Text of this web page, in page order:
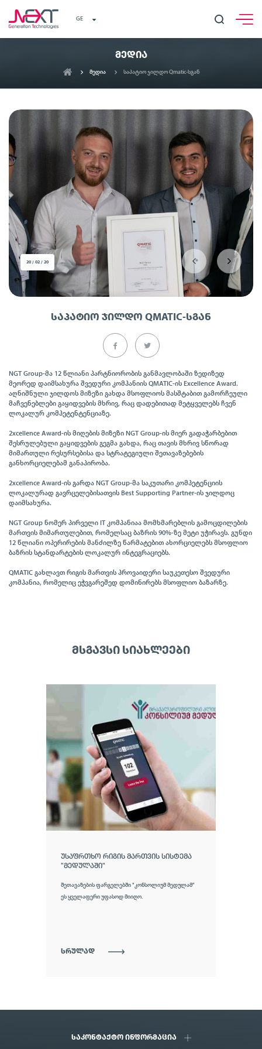
GE
ᲛᲔᲓᲘᲐ
მედია საპატიო ჯილდო Qmatic-სგან
20 / 02 / 20
ᲡᲐᲞᲐᲢᲘᲝ ᲯᲘᲚᲓᲝ QMATIC-ᲡᲒᲐᲜ
NGT Group-მა 12 წლიანი პარტნიორობის განმავლობაში ზედიზედ
მეორედ დაიმსახურა შვედური კომპანიის QMATIC-ის Excellence Award.
აღნიშნული ჯილდოს მიზეზი გახდა მსოფლიოს მასშტაბით გამორჩეული
მაჩვენებლები გაყიდვების მხრივ, რაც დადებითად მეტყველებს ჩვენ
ლოკალურ კომპეტენტენციაზე.
2xcellence Award-ის მიღების მიზეზი NGT Group-ის მიერ გადაჭარბებით
შესრულებული გაყიდვების გეგმა გახდა, რაც თავის მხრივ სწორად
მიმართული რესურსებისა და სტრატეგიული შეთავაზებების
განხორციელებამ განაპირობა.
2xcellence Award-ის გარდა NGT Group-მა საკუთარი კომპეტენციის
ლოკალურად გავრცელებისათვის Best Supporting Partner-ის ჯილდოც
დაიმსახურა.
NGT Group ნომერ პირველი IT კომპანიაა მომხმარებლის გამოცდილების
მართვის მიმართულებით, რომელსაც ბაზრის 90%-ზე მეტი უჭირავს. გუნდი
12 წლიანი ოპერირების მანძილზე წარმატებით ახორციელებს მსოფლიო
ბაზრის სტანდარტების ლოკალურ ინტეგრაციებს.
QMATIC გახლავთ რიგის მართვის პროვაიდერი საუკეთესო შვედური
კომპანია, რომელიც ეჭვგარეშედ დომინირებს მსოფლიო ბაზარზე.
ᲛᲡᲒᲐᲕᲡᲘ ᲡᲘᲐᲮᲚᲔᲔᲑᲘ
ᲣᲡᲐᲤᲠᲗᲮᲝ ᲠᲘᲒᲘᲡ ᲛᲐᲠᲗᲕᲘᲡ ᲡᲘᲡᲢᲔᲛᲐ
"ᲛᲔᲓᲣᲚᲐᲨᲘ"
შეთავაზების ფარგელებში "კონსოლიუმ მედულამ"
ეს ყველაფერი უფასოდ მიიღო.
ᲡᲠᲣᲚᲐᲓ
ᲡᲐᲙᲝᲜᲢᲐᲥᲢᲝ ᲘᲜᲤᲝᲠᲛᲐᲪᲘᲐ